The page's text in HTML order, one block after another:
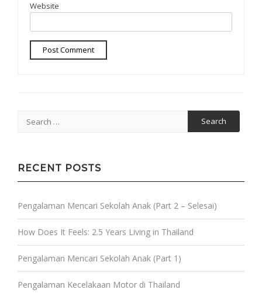
Website
for:
RECENT POSTS
Pengalaman Mencari Sekolah Anak (Part 2 – Selesai)
How Does It Feels: 2.5 Years Living in Thailand
Pengalaman Mencari Sekolah Anak (Part 1)
Pengalaman Kecelakaan Motor di Thailand